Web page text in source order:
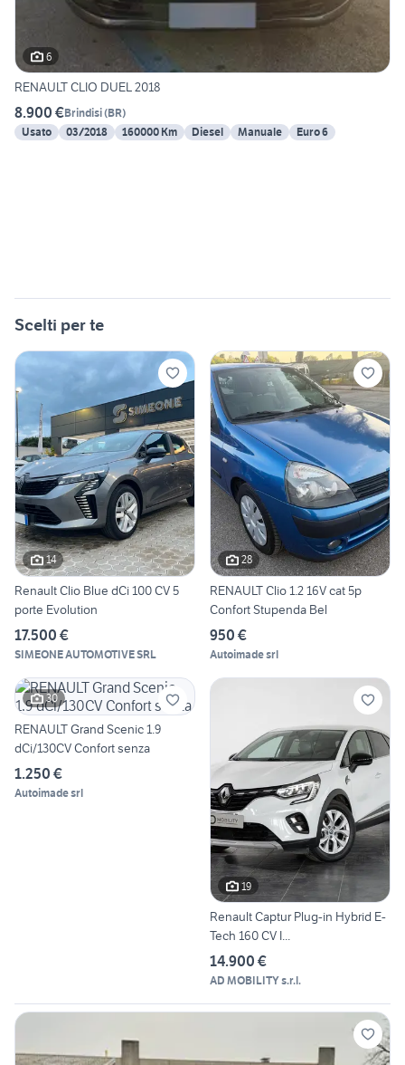
6
RENAULT CLIO DUEL 2018
8.900 €Brindisi(BR)
Usato
03/2018 160000 Km Diesel Manuale Euro 6
Scelti per te
14
Renault Clio Blue dCi 100 CV 5
porte Evolution
17.500 €
SIMEONE AUTOMOTIVE SRL
28
RENAULT Clio 1.2 16V cat 5p
Confort Stupenda Bel
950 €
Autoimade srl
30
RENAULT Grand Scenic 1.9
dCi/130CV Confort senza
1.250 €
Autoimade srl
19
Renault Captur Plug-in Hybrid E-
Tech 160 CV I...
14.900 €
AD MOBILITY s.r.l.